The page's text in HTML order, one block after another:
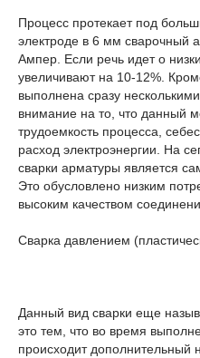
Процесс протекает под
электроде в 6 мм сварочный
Ампер. Если речь идет о
увеличивают на 10-12%.
выполнена сразу
внимание на то, что данный
трудоемкость процесса,
расход электроэнергии. На
сварки арматуры является
Это обусловлено низким
высоким качеством
Сварка давлением
Данный вид сварки еще
это тем, что во время
происходит дополнительный